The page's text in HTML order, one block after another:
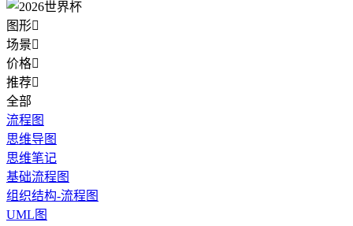
图形
场景
价格
推荐
全部
流程图
思维导图
思维笔记
基础流程图
组织结构-流程图
UML图